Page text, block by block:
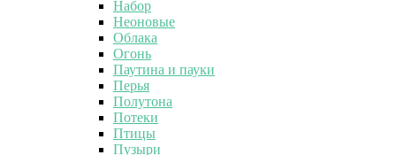
Набор
Неоновые
Облака
Огонь
Паутина и пауки
Перья
Полутона
Потеки
Птицы
Пузыри